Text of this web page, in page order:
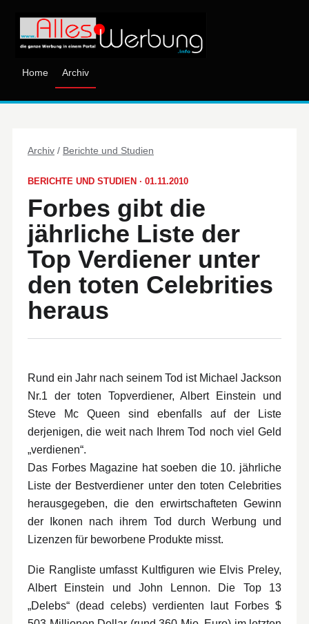
Home Archiv
Archiv / Berichte und Studien
BERICHTE UND STUDIEN · 01.11.2010
Forbes gibt die
jährliche Liste der
Top Verdiener unter
den toten Celebrities
heraus
Rund ein Jahr nach seinem Tod ist Michael Jackson
Nr.1 der toten Topverdiener, Albert Einstein und
Steve Mc Queen sind ebenfalls auf der Liste
derjenigen, die weit nach Ihrem Tod noch viel Geld
„verdienen“.
Das Forbes Magazine hat soeben die 10. jährliche
Liste der Bestverdiener unter den toten Celebrities
herausgegeben, die den erwirtschafteten Gewinn
der Ikonen nach ihrem Tod durch Werbung und
Lizenzen für beworbene Produkte misst.
Die Rangliste umfasst Kultfiguren wie Elvis Preley,
Albert Einstein und John Lennon. Die Top 13
„Delebs“ (dead celebs) verdienten laut Forbes $